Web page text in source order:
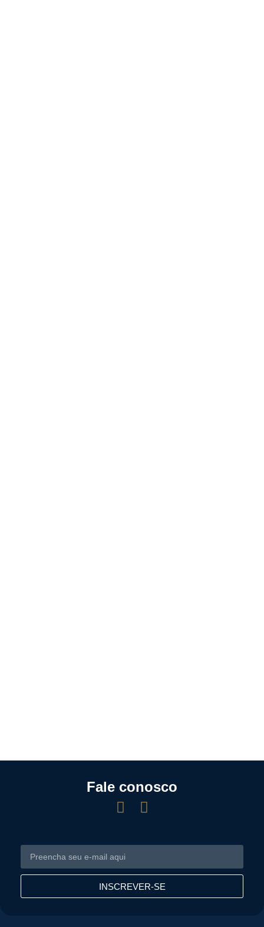
Fale conosco
INSCREVER-SE